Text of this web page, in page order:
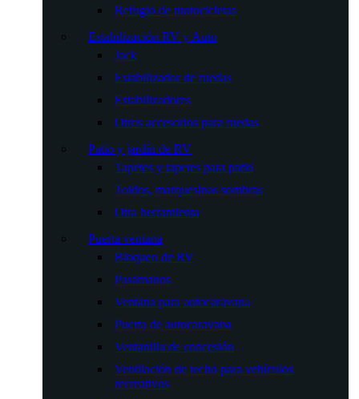
Refugio de motocicletas
Estabilización RV y Auto
Jack
Estabilizador de ruedas
Estabilizadores
Otros accesorios para ruedas
Patio y jardín de RV
Tapetes y tapetes para patio
Toldos, marquesinas sombras
Otra herramienta
Puerta ventana
Bloqueo de RV
Pasamanos
Ventana para autocaravana
Puerta de autocaravana
Ventanilla de concesión
Ventilación de techo para vehículos
recreativos